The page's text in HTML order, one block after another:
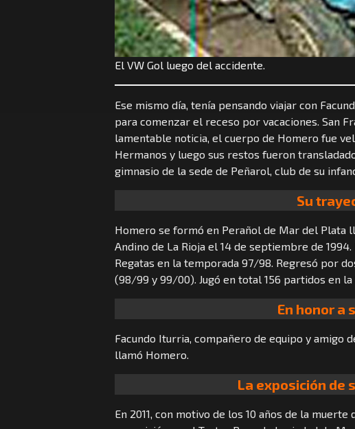
El VW Gol luego del accidente.
Ese mismo día, tenía pensando viajar con
para comenzar el receso por vacaciones. San
lamentable noticia, el cuerpo de Homero fue
Hermanos y luego sus restos fueron
gimnasio de la sede de Peñarol, club de su
Su
Homero se formó en Perañol de Mar del Plata
Andino de La Rioja el 14 de septiembre de
Regatas en la temporada 97/98. Regresó por
(98/99 y 99/00). Jugó en total 156 partidos en
En honor a
Facundo Iturria, compañero de equipo y amigo
llamó Homero.
La exposición de
En 2011, con motivo de los 10 años de la